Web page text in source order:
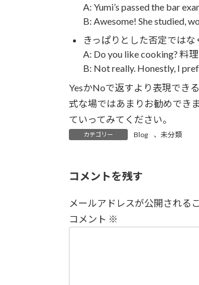
A: Yumi’s passed the bar
B: Awesome! She studied,
きっぱりとした否定ではな
A: Do you like cooking? 料
B: Not really. Honestly, I
YesかNoで返すより表現でき
式な場ではあまりお勧めでき
ていってみてください。
カテゴリー Blog 、 未分類
コメントを残す
メールアドレスが公開される
コメント ※